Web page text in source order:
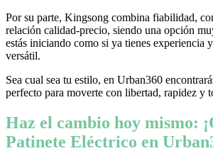
Por su parte, Kingsong combina fiabilidad,
relación calidad-precio, siendo una opción
estás iniciando como si ya tienes experiencia
versátil.
Sea cual sea tu estilo, en Urban360
perfecto para moverte con libertad, rapidez y
Haz el cambio hoy mismo:
Patinete Eléctrico en